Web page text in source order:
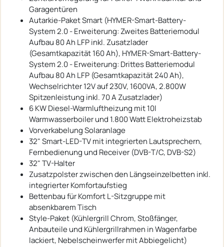
Garagentüren
Autarkie-Paket Smart (HYMER-Smart-Battery-
System 2.0 - Erweiterung: Zweites Batteriemodul
Aufbau 80 Ah LFP inkl. Zusatzlader
(Gesamtkapazität 160 Ah), HYMER-Smart-Battery-
System 2.0 - Erweiterung: Drittes Batteriemodul
Aufbau 80 Ah LFP (Gesamtkapazität 240 Ah),
Wechselrichter 12V auf 230V, 1600VA, 2.800W
Spitzenleistung inkl. 70 A Zusatzlader)
6 KW Diesel-Warmluftheizung mit 10l
Warmwasserboiler und 1.800 Watt Elektroheizstab
Vorverkabelung Solaranlage
32" Smart-LED-TV mit integrierten Lautsprechern,
Fernbedienung und Receiver (DVB-T/C, DVB-S2)
32" TV-Halter
Zusatzpolster zwischen den Längseinzelbetten inkl.
integrierter Komfortaufstieg
Bettenbau für Komfort L-Sitzgruppe mit
absenkbarem Tisch
Style-Paket (Kühlergrill Chrom, Stoßfänger,
Anbauteile und Kühlergrillrahmen in Wagenfarbe
lackiert, Nebelscheinwerfer mit Abbiegelicht)